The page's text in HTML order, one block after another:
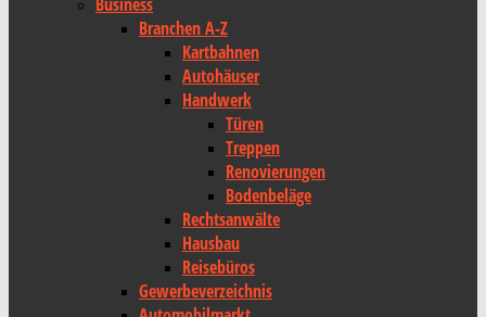
Branchen A-Z
Kartbahnen
Autohäuser
Handwerk
Türen
Treppen
Renovierungen
Bodenbeläge
Rechtsanwälte
Hausbau
Reisebüros
Gewerbeverzeichnis